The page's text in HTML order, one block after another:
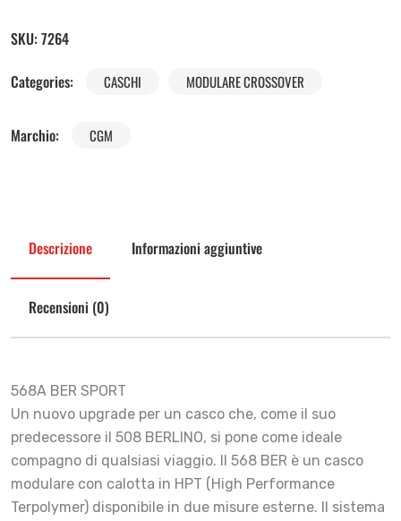
SKU: 7264
Categories:
CASCHI MODULARE CROSSOVER
Marchio: CGM
Descrizione Informazioni aggiuntive
Recensioni (0)
568A BER SPORT
Un nuovo upgrade per un casco che, come il suo
predecessore il 508 BERLINO, si pone come ideale
compagno di qualsiasi viaggio. Il 568 BER è un casco
modulare con calotta in HPT (High Performance
Terpolymer) disponibile in due misure esterne. Il sistema